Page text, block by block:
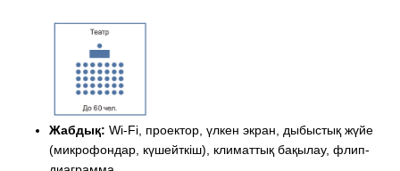
Жабдық: Wi-Fi, проектор, үлкен экран, дыбыстық жүйе
(микрофондар, күшейткіш), климаттық бақылау, флип-